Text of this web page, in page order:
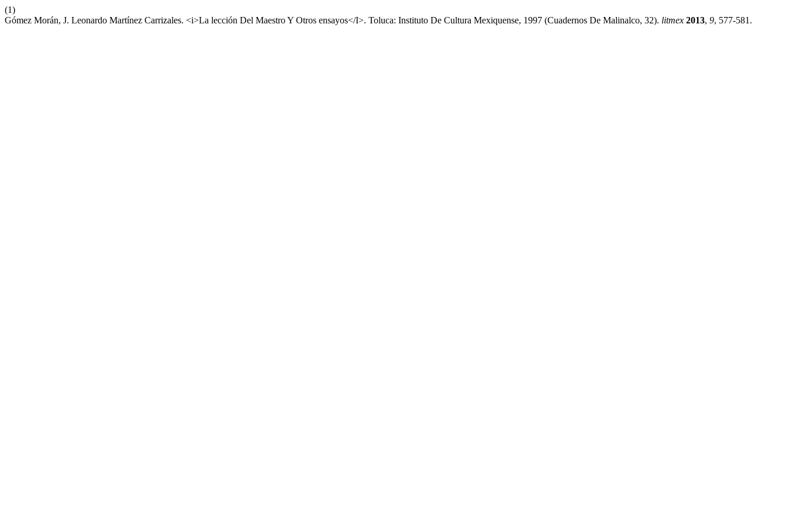
(1)
Gómez Morán, J. Leonardo Martínez Carrizales. <i>La lección Del Maestro Y Otros ensayos</I>. Toluca: Instituto De Cultura Mexiquense, 1997 (Cuadernos De Malinalco, 32). litmex 2013, 9, 577-581.